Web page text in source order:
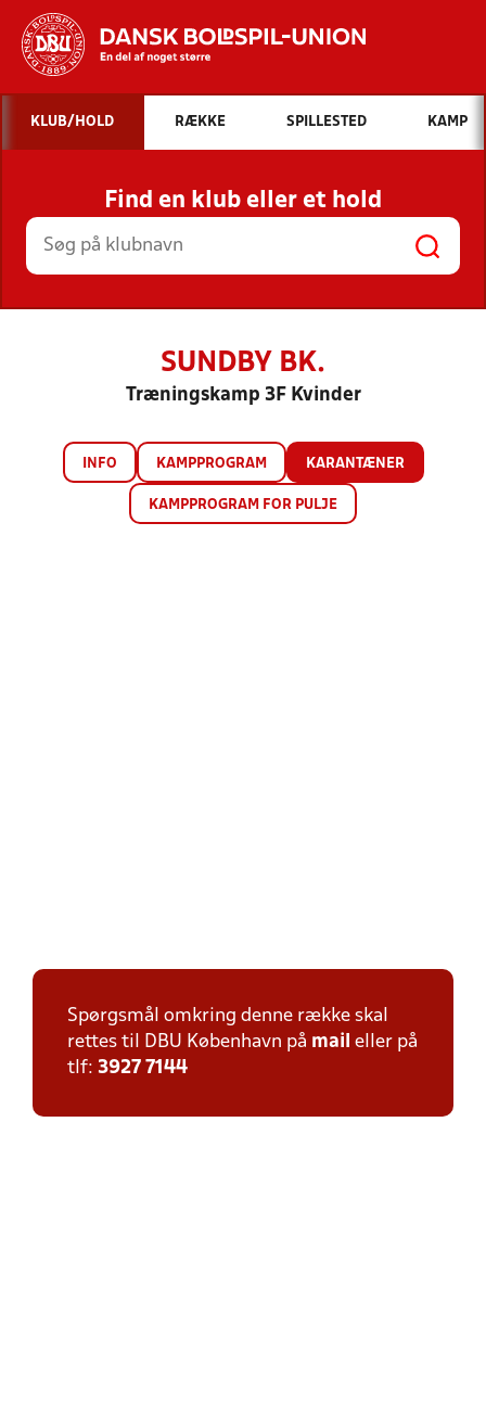
Hvad vil du søge efter?
INDHOLD OG NYHEDER
STILLINGER, RESULTATER, KLUBBER OG
HOLD
KLUB/HOLD RÆKKE SPILLESTED KAMP
Find en klub eller et hold
SUNDBY BK.
Træningskamp 3F Kvinder
INFO KAMPPROGRAM KARANTÆNER
KAMPPROGRAM FOR PULJE
Spørgsmål omkring denne række skal
rettes til DBU København på mail eller på
tlf: 3927 7144